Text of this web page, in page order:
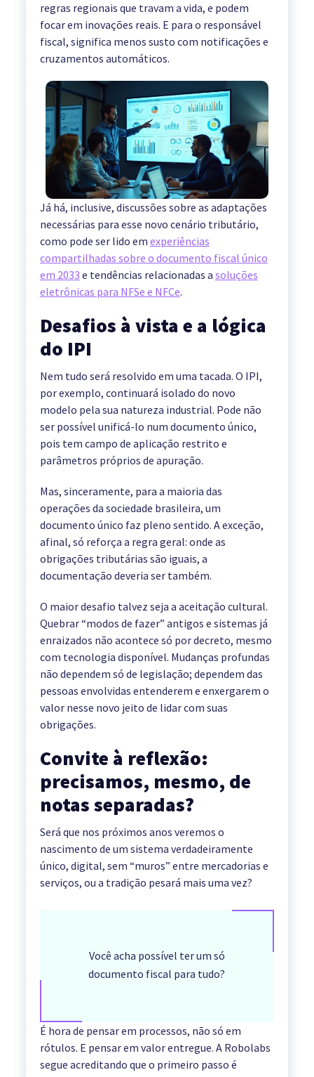
regras regionais que travam a vida, e podem
focar em inovações reais. E para o responsável
fiscal, significa menos susto com notificações e
cruzamentos automáticos.
Já há, inclusive, discussões sobre as adaptações
necessárias para esse novo cenário tributário,
como pode ser lido em experiências
compartilhadas sobre o documento fiscal único
em 2033 e tendências relacionadas a soluções
eletrônicas para NFSe e NFCe.
Desafios à vista e a lógica
do IPI
Nem tudo será resolvido em uma tacada. O IPI,
por exemplo, continuará isolado do novo
modelo pela sua natureza industrial. Pode não
ser possível unificá-lo num documento único,
pois tem campo de aplicação restrito e
parâmetros próprios de apuração.
Mas, sinceramente, para a maioria das
operações da sociedade brasileira, um
documento único faz pleno sentido. A exceção,
afinal, só reforça a regra geral: onde as
obrigações tributárias são iguais, a
documentação deveria ser também.
O maior desafio talvez seja a aceitação cultural.
Quebrar “modos de fazer” antigos e sistemas já
enraizados não acontece só por decreto, mesmo
com tecnologia disponível. Mudanças profundas
não dependem só de legislação; dependem das
pessoas envolvidas entenderem e enxergarem o
valor nesse novo jeito de lidar com suas
obrigações.
Convite à reflexão:
precisamos, mesmo, de
notas separadas?
Será que nos próximos anos veremos o
nascimento de um sistema verdadeiramente
único, digital, sem “muros” entre mercadorias e
serviços, ou a tradição pesará mais uma vez?
Você acha possível ter um só
documento fiscal para tudo?
É hora de pensar em processos, não só em
rótulos. E pensar em valor entregue. A Robolabs
segue acreditando que o primeiro passo é